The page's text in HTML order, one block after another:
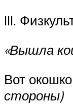
III.
«Вышла
Вот
стороны)